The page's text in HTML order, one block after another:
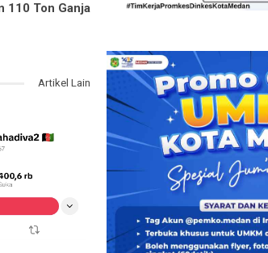
110 Ton Ganja
Artikel Lain